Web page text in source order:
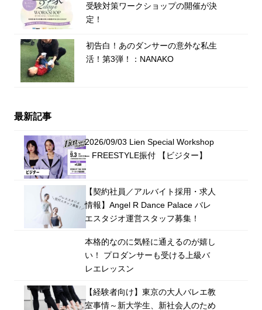
受験対策ワークショップの開催が決
定！
初告白！あのダンサーの意外な私生
活！第3弾！：NANAKO
最新記事
2026/09/03 Lien Special Workshop
– FREESTYLE振付 【ビジター】
【契約社員／アルバイト採用・求人
情報】Angel R Dance Palace バレ
エスタジオ運営スタッフ募集！
本格的なのに気軽に通えるのが嬉し
い！ プロダンサーも受ける上級バ
レエレッスン
【経験者向け】東京の大人バレエ教
室事情～新大学生、新社会人のため